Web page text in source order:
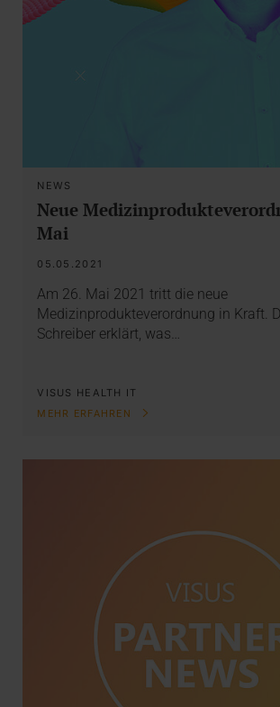
NEWS
Neue
Mai
05.05.2021
Am 26. Mai 2021 tritt die neue
Medizinprodukteverordnung in Kraft.
Schreiber erklärt, was…
VISUS HEALTH IT
MEHR ERFAHREN